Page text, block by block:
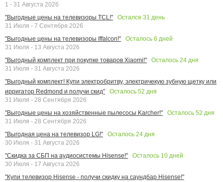
1 - 31 Августа 2026
"Выгодные цены на телевизоры TCL!"
Остался 31 день
31 Июля - 7 Сентября 2026
"Выгодные цены на телевизоры Iffalcon!"
Осталось 6 дней
31 Июля - 13 Августа 2026
"Выгодный комплект при покупке товаров Xiaomi!"
Осталось 24 дня
31 Июля - 31 Августа 2026
"Выгодный комплект! Купи электробритву, электричекую зубную щетку или
ирригатор Redmond и получи скид"
Осталось 52 дня
31 Июля - 28 Сентября 2026
"Выгодные цены на хозяйственные пылесосы Karcher!"
Осталось 52 дня
31 Июля - 28 Сентября 2026
"Выгодная цена на телевизор LG!"
Осталось 24 дня
30 Июля - 31 Августа 2026
"Скидка за СБП на аудиосистемы Hisense!"
Осталось 10 дней
30 Июля - 17 Августа 2026
"Купи телевизор Hisense - получи скидку на саундбар Hisense!"